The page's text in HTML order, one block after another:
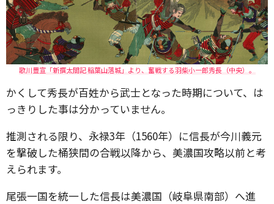
歌川豊宣「新撰太閤記 稲葉山落城」より、奮戦する羽柴小一郎秀長（中央）。
かくして秀長が百姓から武士となった時期について、は
っきりした事は分かっていません。
推測される限り、永禄3年（1560年）に信長が今川義元
を撃破した桶狭間の合戦以降から、美濃国攻略以前と考
えられます。
尾張一国を統一した信長は美濃国（岐阜県南部）へ進